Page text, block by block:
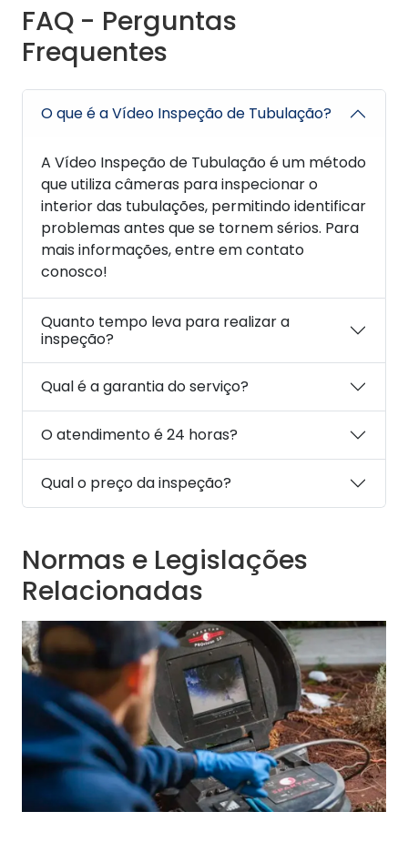
FAQ - Perguntas
Frequentes
O que é a Vídeo Inspeção de Tubulação?
A Vídeo Inspeção de Tubulação é um método
que utiliza câmeras para inspecionar o
interior das tubulações, permitindo identificar
problemas antes que se tornem sérios. Para
mais informações, entre em contato
conosco!
Quanto tempo leva para realizar a
inspeção?
Qual é a garantia do serviço?
O atendimento é 24 horas?
Qual o preço da inspeção?
Normas e Legislações
Relacionadas